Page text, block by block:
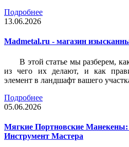
Подробнее
13.06.2026
Madmetal.ru - магазин
В этой статье мы разберем,
из чего их делают, и как
элемент в ландшафт вашего
Подробнее
05.06.2026
Мягкие Портновские
Инструмент Мастера